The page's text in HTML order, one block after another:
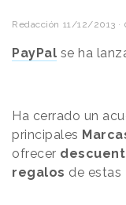
Redacción 11/12/2013 ·
PayPal se ha
Ha cerrado un
principales
ofrecer
regalos de estas